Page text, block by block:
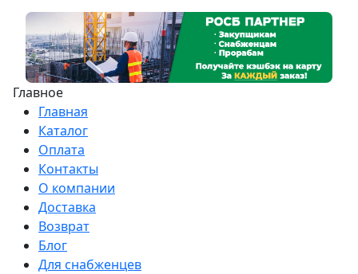
Главное
Главная
Каталог
Оплата
Контакты
О компании
Доставка
Возврат
Блог
Для снабженцев